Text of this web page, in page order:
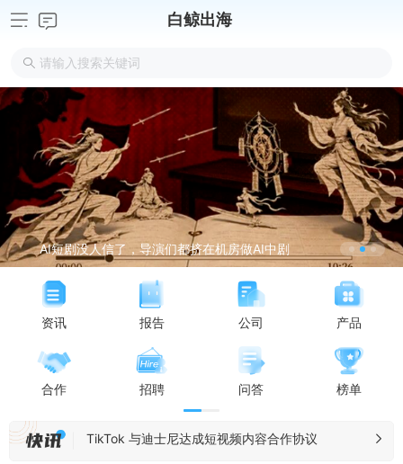
白鲸出海
AI短剧没人信了，导演们都挤在机房做AI中剧
资讯 报告 公司 产品
合作 招聘 问答 榜单
TikTok 与迪士尼达成短视频内容合作协议